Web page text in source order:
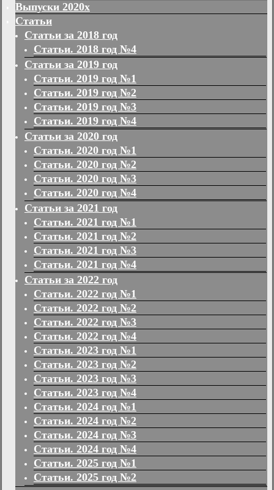
Выпуски 2020х
Статьи
Статьи за 2018 год
Статьи. 2018 год №4
Статьи за 2019 год
Статьи. 2019 год №1
Статьи. 2019 год №2
Статьи. 2019 год №3
Статьи. 2019 год №4
Статьи за 2020 год
Статьи. 2020 год №1
Статьи. 2020 год №2
Статьи. 2020 год №3
Статьи. 2020 год №4
Статьи за 2021 год
Статьи. 2021 год №1
Статьи. 2021 год №2
Статьи. 2021 год №3
Статьи. 2021 год №4
Статьи за 2022 год
Статьи. 2022 год №1
Статьи. 2022 год №2
Статьи. 2022 год №3
Статьи. 2022 год №4
Статьи. 2023 год №1
Статьи. 2023 год №2
Статьи. 2023 год №3
Статьи. 2023 год №4
Статьи. 2024 год №1
Статьи. 2024 год №2
Статьи. 2024 год №3
Статьи. 2024 год №4
Статьи. 2025 год №1
Статьи. 2025 год №2